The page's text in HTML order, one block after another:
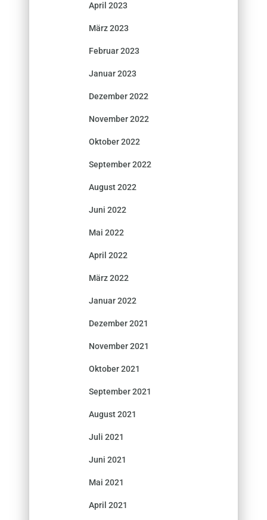
April 2023
März 2023
Februar 2023
Januar 2023
Dezember 2022
November 2022
Oktober 2022
September 2022
August 2022
Juni 2022
Mai 2022
April 2022
März 2022
Januar 2022
Dezember 2021
November 2021
Oktober 2021
September 2021
August 2021
Juli 2021
Juni 2021
Mai 2021
April 2021